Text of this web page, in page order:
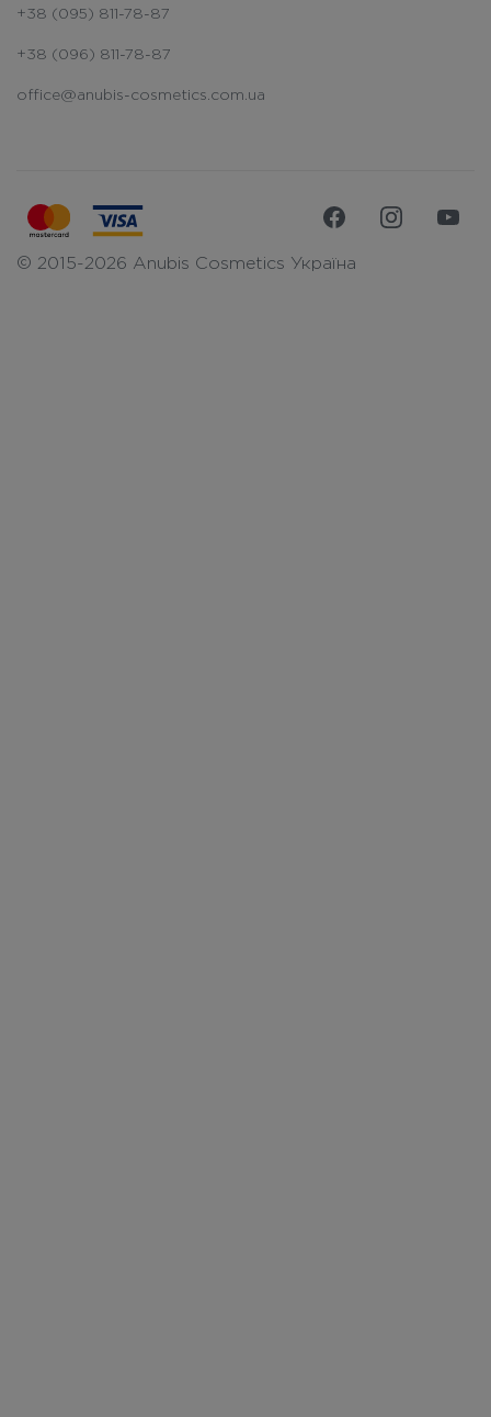
+38 (095) 811-78-87
+38 (096) 811-78-87
office@anubis-cosmetics.com.ua
© 2015-2026 Anubis Cosmetics Україна